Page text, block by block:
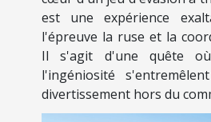
est une expérience
l'épreuve la ruse et la
Il s'agit d'une quête
l'ingéniosité
divertissement hors du